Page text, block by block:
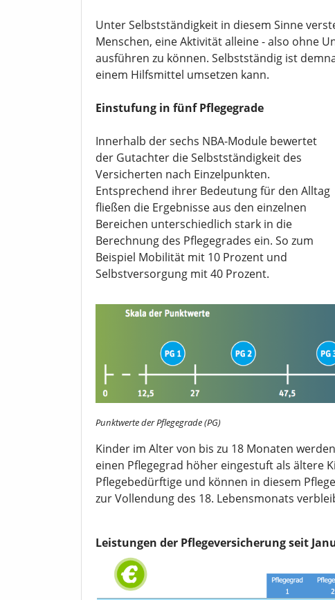
Unter Selbstständigkeit in diesem Sinne
Menschen, eine Aktivität alleine - also ohne
ausführen zu können. Selbstständig ist
einem Hilfsmittel umsetzen kann.
Einstufung in fünf Pflegegrade
Innerhalb der sechs NBA-Module bewertet
der Gutachter die Selbstständigkeit des
Versicherten nach Einzelpunkten.
Entsprechend ihrer Bedeutung für den Alltag
fließen die Ergebnisse aus den einzelnen
Bereichen unterschiedlich stark in die
Berechnung des Pflegegrades ein. So zum
Beispiel Mobilität mit 10 Prozent und
Selbstversorgung mit 40 Prozent.
Punktwerte der Pflegegrade (PG)
Kinder im Alter von bis zu 18 Monaten
einen Pflegegrad höher eingestuft als ältere
Pflegebedürftige und können in diesem
zur Vollendung des 18. Lebensmonats
Leistungen der Pflegeversicherung seit